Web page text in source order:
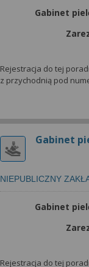
Gabinet
Rejestracja do tej
z przychodnią pod
Gabinet
NIEPUBLICZNY
Gabinet
Rejestracja do tej